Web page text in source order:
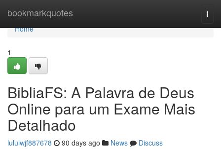
bookmarkquotes
Home
Home
1
BibliaFS: A Palavra de Deus
Online para um Exame Mais
Detalhado
luluiwjf887678 90 days ago News
Discuss